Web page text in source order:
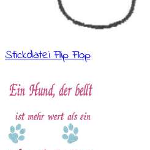
Stickdatei Flip Flop